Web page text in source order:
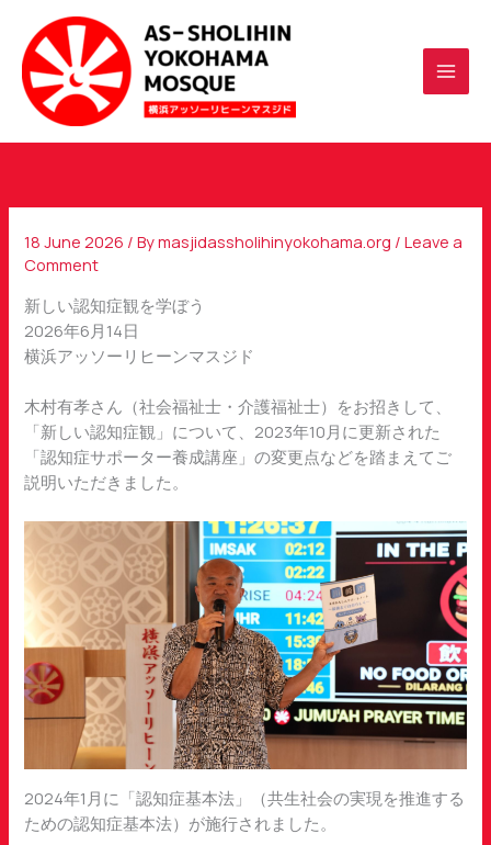
content
18 June 2026 / Bymasjidassholihinyokohama.org /Leave a
Comment
新しい認知症観を学ぼう
2026年6月14日
横浜アッソーリヒーンマスジド
木村有孝さん（社会福祉士・介護福祉士）をお招きして、
「新しい認知症観」について、2023年10月に更新された
「認知症サポーター養成講座」の変更点などを踏まえてご
説明いただきました。
2024年1月に「認知症基本法」（共生社会の実現を推進する
ための認知症基本法）が施行されました。